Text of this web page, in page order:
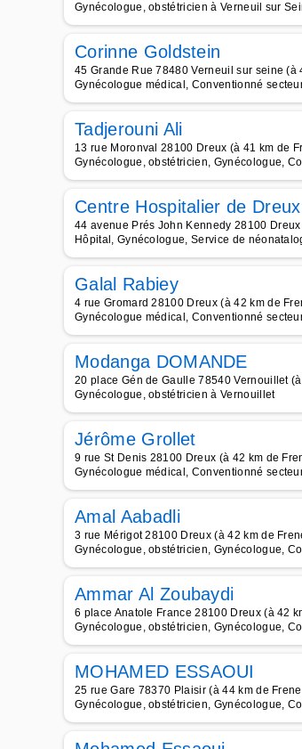
Gynécologue, obstétricien à Verneuil sur
Corinne Goldstein
45 Grande Rue 78480 Verneuil sur seine (à
Gynécologue médical, Conventionné
Tadjerouni Ali
13 rue Moronval 28100 Dreux (à 41 km de
Gynécologue, obstétricien, Gynécologue,
Centre Hospitalier de Dreux
44 avenue Prés John Kennedy 28100
Hôpital, Gynécologue, Service de
Galal Rabiey
4 rue Gromard 28100 Dreux (à 42 km de
Gynécologue médical, Conventionné
Modanga DOMANDE
20 place Gén de Gaulle 78540 Vernouillet
Gynécologue, obstétricien à Vernouillet
Jérôme Grollet
9 rue St Denis 28100 Dreux (à 42 km de
Gynécologue médical, Conventionné
Amal Aabadli
3 rue Mérigot 28100 Dreux (à 42 km de
Gynécologue, obstétricien, Gynécologue,
Ammar Al Zoubaydi
6 place Anatole France 28100 Dreux (à 42
Gynécologue, obstétricien, Gynécologue,
MOHAMED ESSAOUI
25 rue Gare 78370 Plaisir (à 44 km de
Gynécologue, obstétricien, Gynécologue,